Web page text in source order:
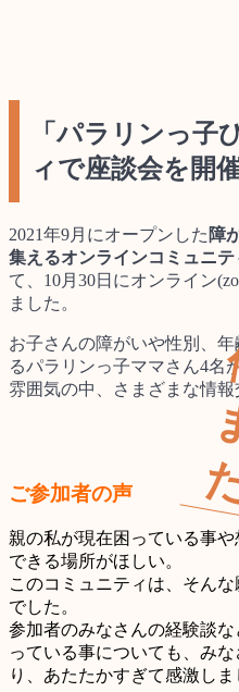
「パラリンっ子
ィで座談会を開
2021年9月にオープンした 障
集えるオンラインコミュニテ
て、10月30日にオンライン
ました。
お子さんの障がいや性別、
るパラリンっ子ママさん4名
雰囲気の中、さまざまな情報
ご参加者の声
親の私が現在困っている事
できる場所がほしい。
このコミュニティは、そん
でした。
参加者のみなさんの経験談
っている事についても、み
り、あたたかすぎて感激しま